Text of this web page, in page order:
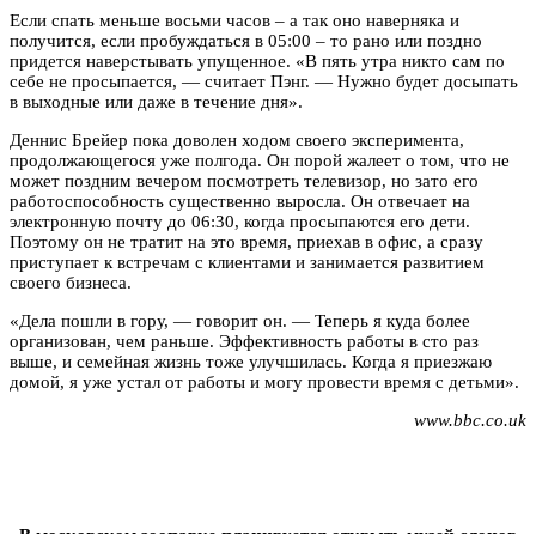
Если спать меньше восьми часов – а так оно наверняка и
получится, если пробуждаться в 05:00 – то рано или поздно
придется наверстывать упущенное. «В пять утра никто сам по
себе не просыпается, — считает Пэнг. — Нужно будет досыпать
в выходные или даже в течение дня».
Деннис Брейер пока доволен ходом своего эксперимента,
продолжающегося уже полгода. Он порой жалеет о том, что не
может поздним вечером посмотреть телевизор, но зато его
работоспособность существенно выросла. Он отвечает на
электронную почту до 06:30, когда просыпаются его дети.
Поэтому он не тратит на это время, приехав в офис, а сразу
приступает к встречам с клиентами и занимается развитием
своего бизнеса.
«Дела пошли в гору, — говорит он. — Теперь я куда более
организован, чем раньше. Эффективность работы в сто раз
выше, и семейная жизнь тоже улучшилась. Когда я приезжаю
домой, я уже устал от работы и могу провести время с детьми».
www.bbc.co.uk